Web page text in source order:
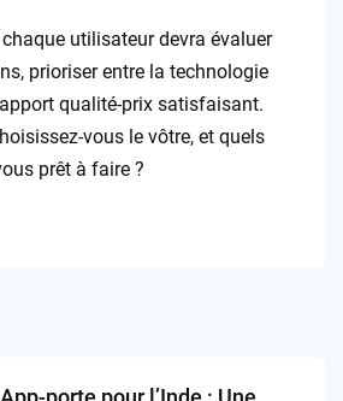
utilisateur devra évaluer
prioriser entre la technologie
qualité-prix satisfaisant.
vous le vôtre, et quels
prêt à faire ?